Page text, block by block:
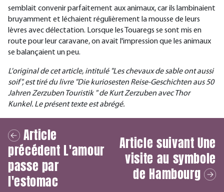
semblait convenir parfaitement aux animaux, car ils lambinaient
bruyamment et léchaient régulièrement la mousse de leurs
lèvres avec délectation. Lorsque les Touaregs se sont mis en
route pour leur caravane, on avait l'impression que les animaux
se balançaient un peu.
L'original de cet article, intitulé "Les chevaux de sable ont aussi
soif", est tiré du livre "Die kuriosesten Reise-Geschichten aus 50
Jahren Zerzuben Touristik " de Kurt Zerzuben avec Thor
Kunkel. Le présent texte est abrégé.
Article
précédent L'amour
passe par
l'estomac
Article suivantUne
visite au symbole
de Hambourg